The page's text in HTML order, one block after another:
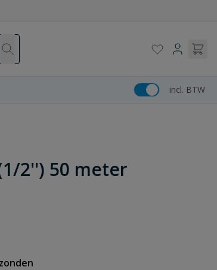
incl. BTW
2'') 50 meter